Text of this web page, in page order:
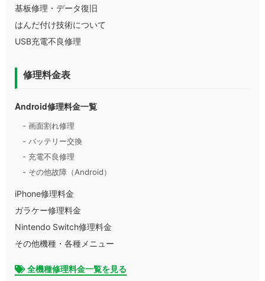
基板修理・データ復旧
はんだ付け技術について
USB充電不良修理
修理料金表
Android修理料金一覧
- 画面割れ修理
- バッテリー交換
- 充電不良修理
- その他故障（Android）
iPhone修理料金
ガラケー修理料金
Nintendo Switch修理料金
その他機種・各種メニュー
全機種修理料金一覧を見る